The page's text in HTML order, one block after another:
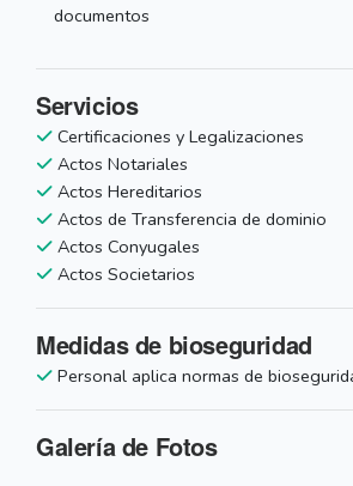
documentos
Servicios
Certificaciones y Legalizaciones
Actos Notariales
Actos Hereditarios
Actos de Transferencia de dominio
Actos Conyugales
Actos Societarios
Medidas de bioseguridad
Personal aplica normas de
Galería de Fotos